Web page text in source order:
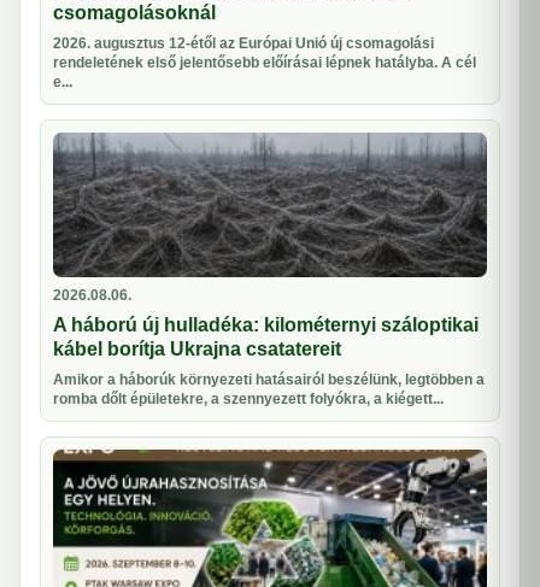
csomagolásoknál
2026. augusztus 12-étől az Európai Unió új csomagolási
rendeletének első jelentősebb előírásai lépnek hatályba. A cél
e...
2026.08.06.
A háború új hulladéka: kilométernyi száloptikai
kábel borítja Ukrajna csatatereit
Amikor a háborúk környezeti hatásairól beszélünk, legtöbben a
romba dőlt épületekre, a szennyezett folyókra, a kiégett...